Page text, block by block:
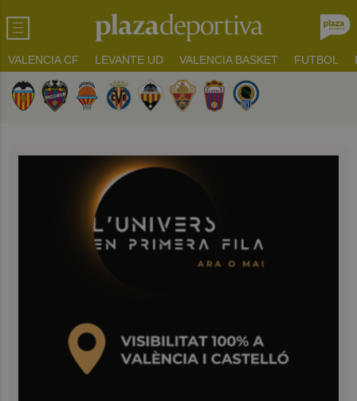
VALENCIA CF LEVANTE UD VALENCIA BASKET FUTBOL